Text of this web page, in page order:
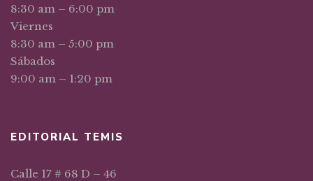
8:30 am – 6:00 pm
Viernes
8:30 am – 5:00 pm
Sábados
9:00 am – 1:20 pm
EDITORIAL TEMIS
Calle 17 # 68 D – 46